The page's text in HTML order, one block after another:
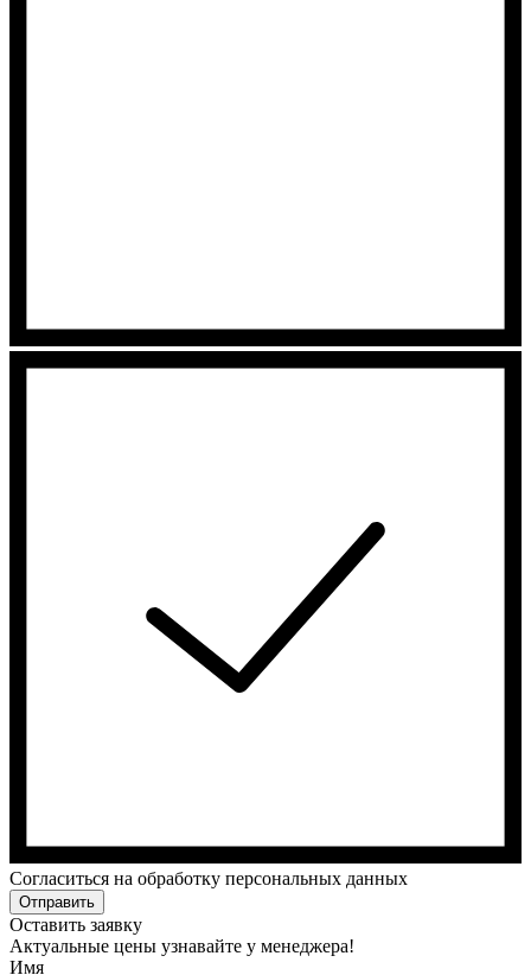
Cогласиться на обработку персональных данных
Отправить
Оставить заявку
Актуальные цены узнавайте у менеджера!
Имя